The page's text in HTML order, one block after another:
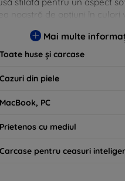
noastră de opțiuni în
Mai multe
Toate huse și carcase
Cazuri din piele
MacBook, PC
Prietenos cu mediul
Carcase pentru ceasuri